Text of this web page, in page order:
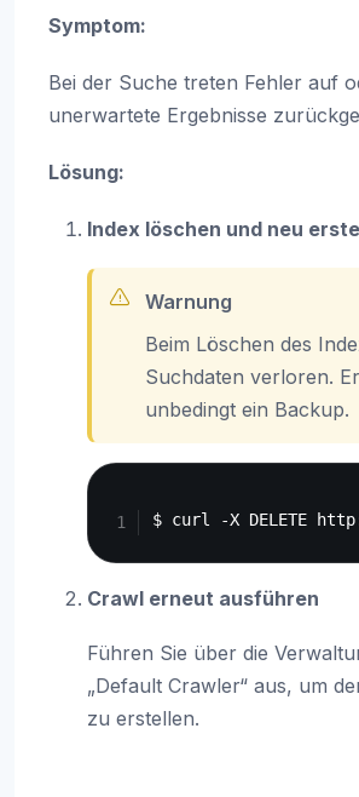
Symptom:
Bei der Suche treten Fehler auf
unerwartete Ergebnisse
Lösung:
Index löschen und neu
Warnung
Beim Löschen des
Suchdaten verloren.
unbedingt ein Backup.
Crawl erneut ausführen
Führen Sie über die
„Default Crawler“ aus, um
zu erstellen.